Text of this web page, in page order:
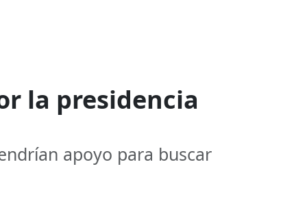
la presidencia
apoyo para buscar